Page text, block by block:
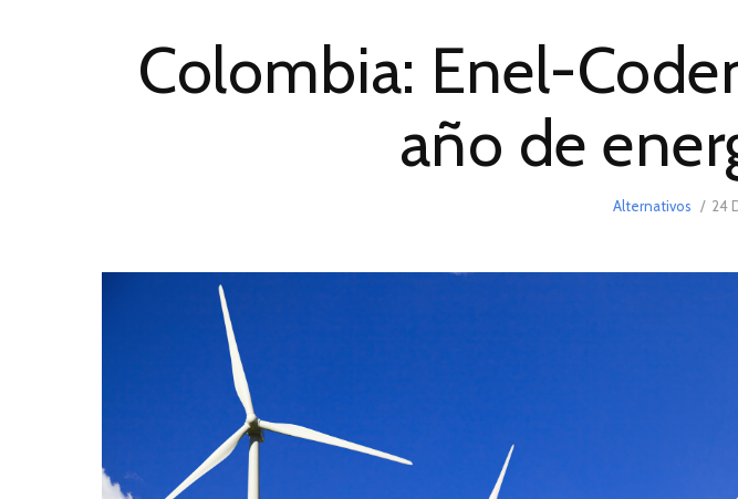
Colombia: Enel-
año de
Alternativos 24